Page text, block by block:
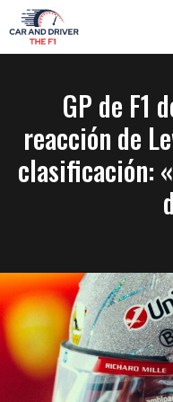
Saltar
al
contenido
GP de F1
reacción de
clasificación: